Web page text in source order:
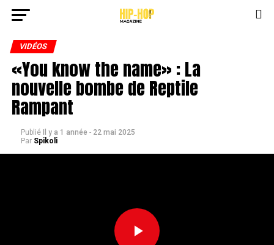
VIDÉOS
«You know the name» : La
nouvelle bombe de Reptile
Rampant
Publié Il y a 1 année - 22 mai 2025
Par Spikoli